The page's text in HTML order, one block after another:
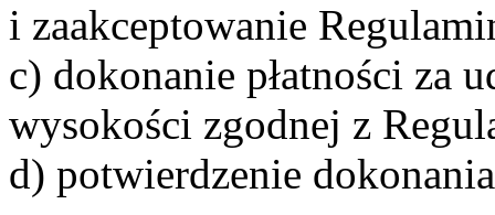
i zaakceptowanie
c) dokonanie płatności za
wysokości zgodnej z
d) potwierdzenie